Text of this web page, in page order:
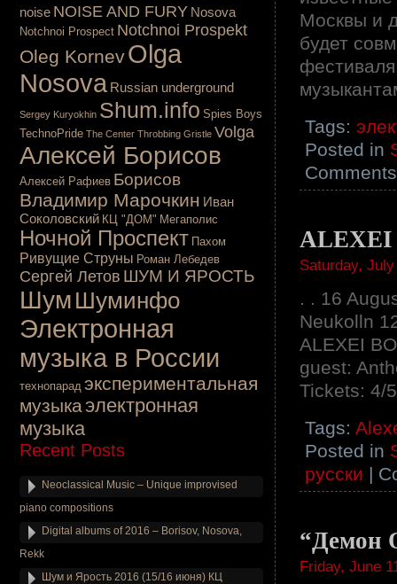
Москвы и
будет
Tags:
Posted in
ALEXEI
Saturday,
. . 16
Neukolln
ALEXEI
guest:
Tickets: 4/
Tags:
Posted in
русски |
“Демон
Friday, June
noise NOISE AND FURY Nosova
Notchnoi Prospect Notchnoi Prospekt
Oleg KornevOlga
Nosova Russian underground
Sergey Kuryokhin Shum.info Spies Boys
TechnoPride The Center Throbbing Gristle Volga
Алексей Борисов
Алексей Рафиев Борисов
Владимир Марочкин Иван
Соколовский КЦ "ДОМ" Мегаполис
Ночной Проспект Пахом
Ривущие Струны Роман Лебедев
Сергей Летов ШУМ И ЯРОСТЬ
Шум Шуминфо
Электронная
музыка в России
технопарад экспериментальная
музыкаэлектронная
музыка
Recent Posts
Neoclassical Music – Unique improvised
piano compositions
Digital albums of 2016 – Borisov, Nosova,
Rekk
Шум и Ярость 2016 (15/16 июня) КЦ